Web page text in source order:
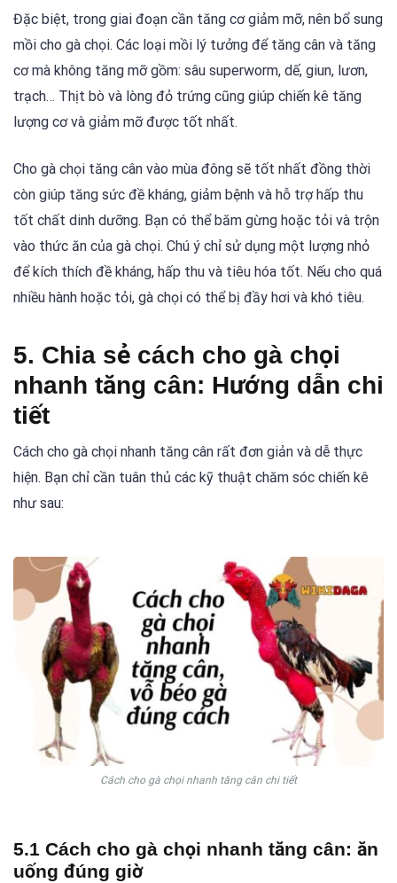
Đặc biệt, trong giai đoạn cần tăng cơ giảm mỡ, nên bổ sung
mồi cho gà chọi. Các loại mồi lý tưởng để tăng cân và tăng
cơ mà không tăng mỡ gồm: sâu superworm, dế, giun, lươn,
trạch… Thịt bò và lòng đỏ trứng cũng giúp chiến kê tăng
lượng cơ và giảm mỡ được tốt nhất.
Cho gà chọi tăng cân vào mùa đông sẽ tốt nhất đồng thời
còn giúp tăng sức đề kháng, giảm bệnh và hỗ trợ hấp thu
tốt chất dinh dưỡng. Bạn có thể băm gừng hoặc tỏi và trộn
vào thức ăn của gà chọi. Chú ý chỉ sử dụng một lượng nhỏ
để kích thích đề kháng, hấp thu và tiêu hóa tốt. Nếu cho quá
nhiều hành hoặc tỏi, gà chọi có thể bị đầy hơi và khó tiêu.
5. Chia sẻ cách cho gà chọi
nhanh tăng cân: Hướng dẫn chi
tiết
Cách cho gà chọi nhanh tăng cân rất đơn giản và dễ thực
hiện. Bạn chỉ cần tuân thủ các kỹ thuật chăm sóc chiến kê
như sau:
Cách cho gà chọi nhanh tăng cân chi tiết
5.1 Cách cho gà chọi nhanh tăng cân: ăn
uống đúng giờ